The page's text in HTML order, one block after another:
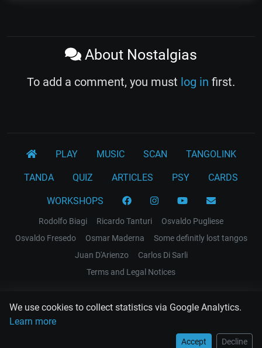
We use cookies to collect statistics via Google Analytics.
Learn more
Accept Decline
About Nostalgias
To add a comment, you must log in first.
PLAY MUSIC SCAN TANGOLINK
TANDA QUIZ ARTICLES PSY CARDS
WORKSHOPS
Rodolfo Biagi Ricardo Tanturi
Osvaldo Pugliese
Osvaldo Fresedo
Osmar Maderna
Some definitly lost tangos
Juan D'Arienzo
Carlos Di Sarli
Terms and Legal Notices
EL RECODO TANGO